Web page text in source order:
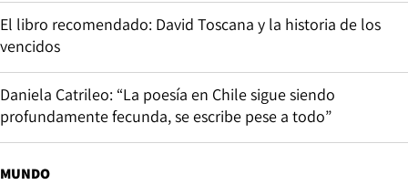
El libro recomendado: David Toscana y la historia de los
vencidos
Daniela Catrileo: “La poesía en Chile sigue siendo
profundamente fecunda, se escribe pese a todo”
MUNDO